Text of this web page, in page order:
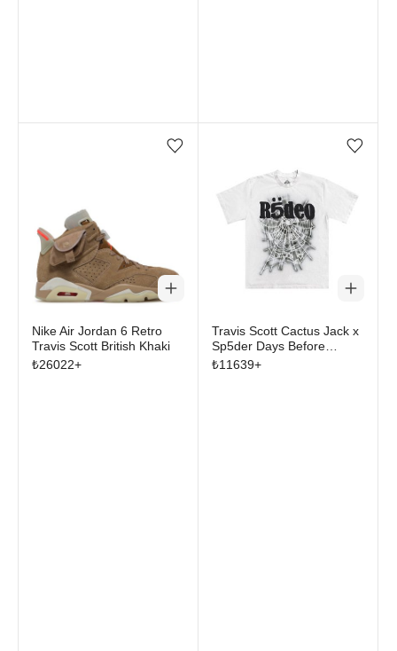
Favorilere ekle/çıkar
Nike Air Jordan 6 Retro
Travis Scott British Khaki
₺26022+
Favorilere ekle/çıkar
Travis Scott Cactus Jack x
Sp5der Days Before
Rodeo III Tee White
₺11639+